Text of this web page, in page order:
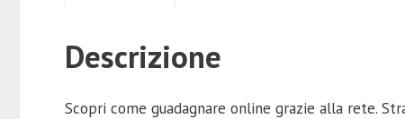
Descrizione
Scopri come guadagnare online grazie alla rete.